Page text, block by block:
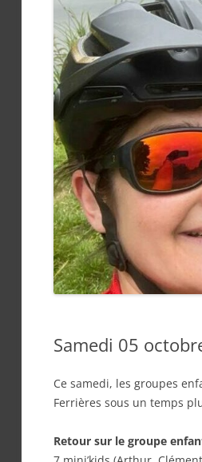
Samedi 05
Ce samedi, les groupes
Ferrières sous un temps
Retour sur le groupe